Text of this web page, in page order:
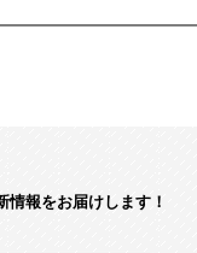
報をお届けします！